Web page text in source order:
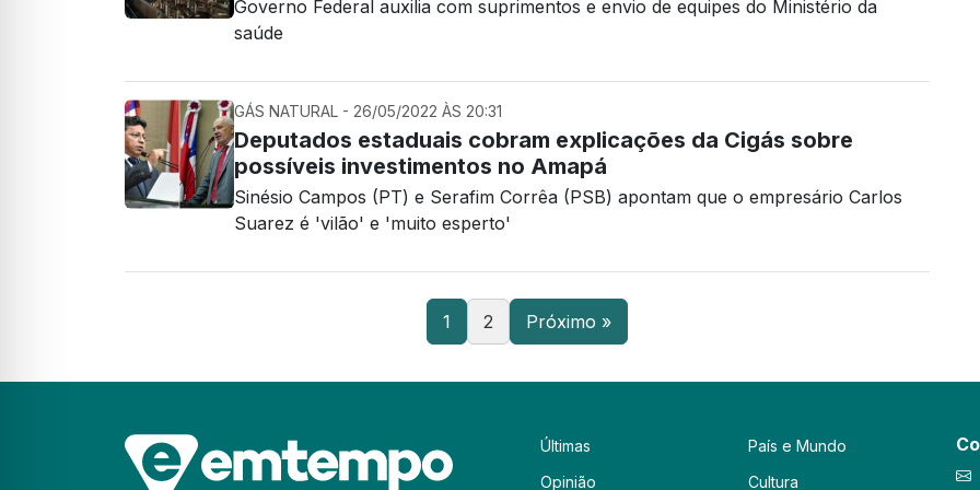
Governo Federal auxilia com suprimentos e envio de equipes do Ministério da
saúde
GÁS NATURAL - 26/05/2022 ÀS 20:31
Deputados estaduais cobram explicações da Cigás sobre
possíveis investimentos no Amapá
Sinésio Campos (PT) e Serafim Corrêa (PSB) apontam que o empresário Carlos
Suarez é 'vilão' e 'muito esperto'
1 2 Próximo »
Últimas
Opinião
País e Mundo
Cultura